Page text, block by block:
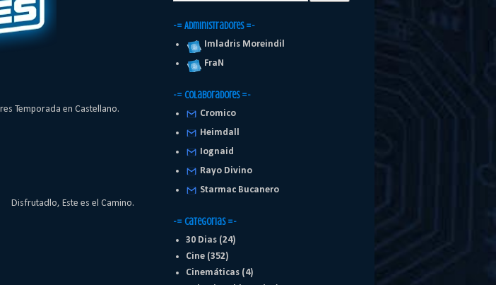
Temporada en Castellano.
Disfrutadlo, Este es el Camino.
-= Administradores =-
Imladris Moreindil
FraN
-= Colaboradores =-
Cromico
Heimdall
Iognaid
Rayo Divino
Starmac Bucanero
-= Categorias =-
30 Dias (24)
Cine (352)
Cinemáticas (4)